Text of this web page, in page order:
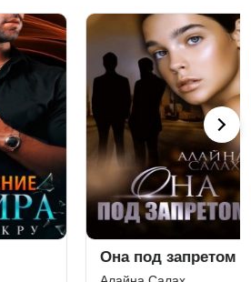
Она под запретом